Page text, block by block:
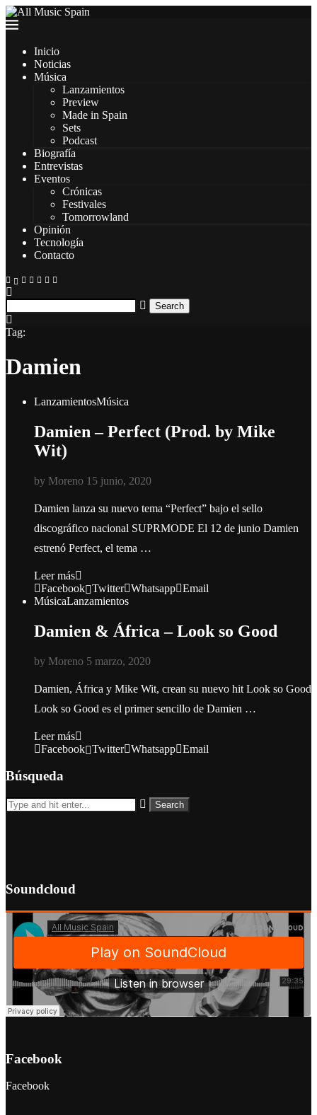
Inicio
Noticias
Música
Lanzamientos
Preview
Made in Spain
Sets
Podcast
Biografía
Entrevistas
Eventos
Crónicas
Festivales
Tomorrowland
Opinión
Tecnología
Contacto
Search
Tag:
Damien
LanzamientosMúsica
Damien – Perfect (Prod. by Mike
Wit)
by Moreno 15 junio, 2020
Damien lanza su nuevo tema “Perfect” bajo el sello
discográfico nacional SUPRMODE El 12 de junio Damien
estrenó Perfect, el tema …
Leer más
Facebook Twitter Whatsapp Email
MúsicaLanzamientos
Damien & África – Look so Good
by Moreno 5 marzo, 2020
Damien, África y Mike Wit, crean su nuevo hit Look so Good
Look so Good es el primer sencillo de Damien …
Leer más
Facebook Twitter Whatsapp Email
Búsqueda
Soundcloud
Facebook
Facebook